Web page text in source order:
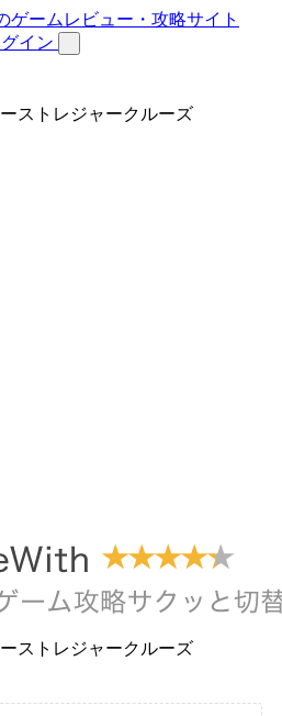
グイン
ストレジャークルーズ
ストレジャークルーズ